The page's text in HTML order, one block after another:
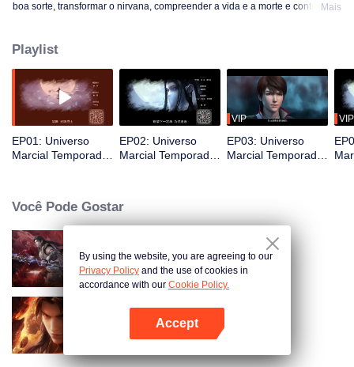
Abra o programa
boa sorte, transformar o nirvana, compreender a vida e a morte e controlar a
pedra em uma caverna e encontrou um demônio celestial vison ajudando-o
NO TALISMÃ DE PEDRA. Assim, embarcando no caminho do contra-ataque,
um vasto mundo de contos de fadas se desenrola...
Mais
Playlist
EP01: Universo
Marcial Temporada
EP02: Universo
Marcial Temporada
VIP
EP03: Universo
Marcial Temporada
VIP
Você Pode Gostar
Universo Marcial Temporada 4
Universo Marcial S5
By using the website, you are agreeing to our
Privacy Policy and the use of cookies in
accordance with our Cookie Policy.
Accept